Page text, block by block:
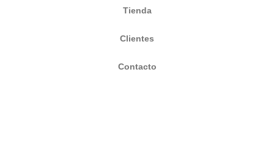
Tienda
Clientes
Contacto